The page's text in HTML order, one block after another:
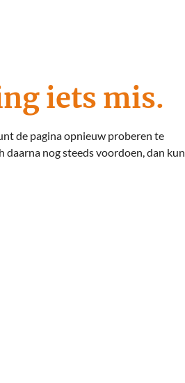
iets mis.
de pagina opnieuw proberen te
daarna nog steeds voordoen, dan kun